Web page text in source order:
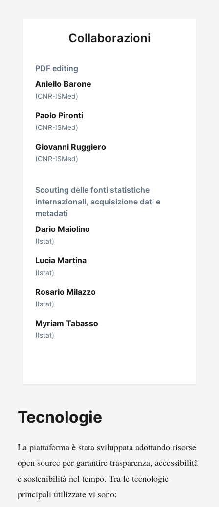
Collaborazioni
PDF editing
Aniello Barone
(CNR-ISMed)
Paolo Pironti
(CNR-ISMed)
Giovanni Ruggiero
(CNR-ISMed)
Scouting delle fonti statistiche
internazionali, acquisizione dati e
metadati
Dario Maiolino
(Istat)
Lucia Martina
(Istat)
Rosario Milazzo
(Istat)
Myriam Tabasso
(Istat)
Tecnologie
La piattaforma è stata sviluppata adottando risorse
open source per garantire trasparenza, accessibilità
e sostenibilità nel tempo. Tra le tecnologie
principali utilizzate vi sono: